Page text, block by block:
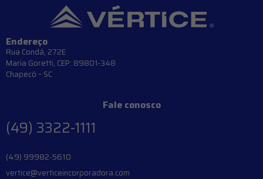
Endereço
Rua Condá, 272E
Maria Goretti, CEP: 89801-348
Chapecó – SC
Fale conosco
(49) 3322-1111
(49) 99982-5610
vertice@verticeincorporadora.com